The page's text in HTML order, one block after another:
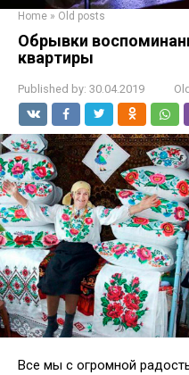
Home » Old posts
Обрывки
квартиры
Published by: 30.04.2019
Все мы с огромной